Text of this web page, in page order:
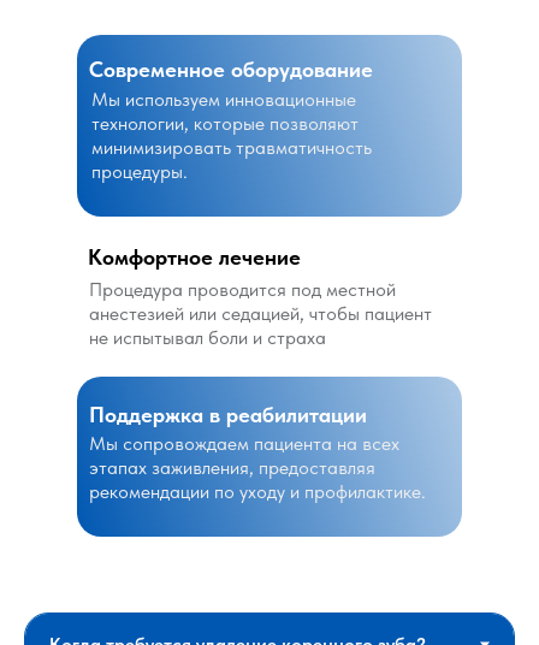
Современное оборудование
Мы используем инновационные
технологии, которые позволяют
минимизировать травматичность
процедуры.
Комфортное лечение
Процедура проводится под местной
анестезией или седацией, чтобы пациент
не испытывал боли и страха
Поддержка в реабилитации
Мы сопровождаем пациента на всех
этапах заживления, предоставляя
рекомендации по уходу и профилактике.